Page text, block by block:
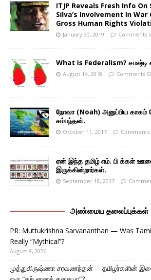
ITJP Reveals Fresh Info On
Silva’s Involvement In War
Gross Human Rights
January 30, 2019 Comments
What is Federalism?
August 14, 2018 Comments
நோவா (Noah) அனுப்பிய காகம்
சம்பந்தன்.
October 11, 2017 Comments
ஏன் இந்த தமிழ் எம். பி க்கள்
இருக்கின்றார்கள்.
September 18, 2017
அண்மைய தலைப்புக்கள்
PR: Muttukrishna Sarvananthan — Was
Really “Mythical”?
August 8, 2026
முத்துகிருஷ்ணா சரவணந்தன்— தமிழர்களின்